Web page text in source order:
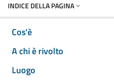
INDICE DELLA PAGINA
Cos'è
A chi è rivolto
Luogo